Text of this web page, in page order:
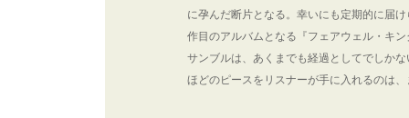
に孕んだ断片となる。幸いにも定期的に届
作目のアルバムとなる『フェアウェル・キ
サンブルは、あくまでも経過としてでしか
ほどのピースをリスナーが手に入れるのは